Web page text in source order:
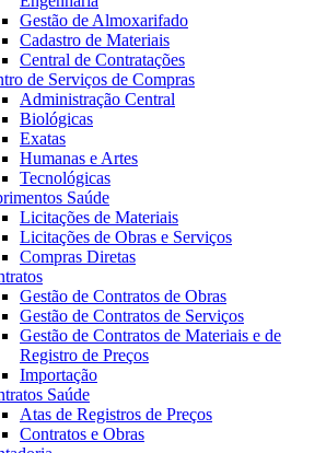
Gestão de Almoxarifado
Cadastro de Materiais
Central de Contratações
de Serviços de Compras
Administração Central
Biológicas
Exatas
Humanas e Artes
Tecnológicas
Saúde
Licitações de Materiais
Licitações de Obras e Serviços
Compras Diretas
Gestão de Contratos de Obras
Gestão de Contratos de Serviços
Gestão de Contratos de Materiais e de
Registro de Preços
Importação
Saúde
Atas de Registros de Preços
Contratos e Obras